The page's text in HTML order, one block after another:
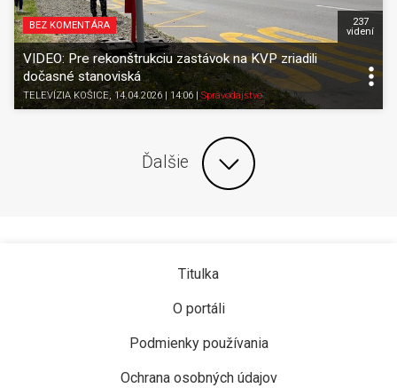
BEZ KOMENTÁRA
VIDEO: Pre rekonštrukciu zastávok na KVP zriadili
dočasné stanoviská
TELEVÍZIA KOŠICE, 14.04.2026 | 14:06 |Spravodajstvo
237
videní
Ďalšie
Titulka
O portáli
Podmienky používania
Ochrana osobných údajov